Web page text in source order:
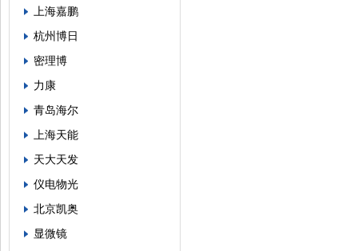
上海嘉鹏
杭州博日
密理博
力康
青岛海尔
上海天能
天大天发
仪电物光
北京凯奥
显微镜